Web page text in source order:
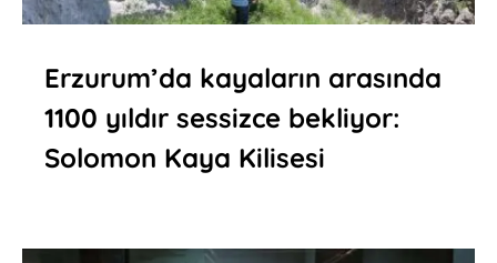
Erzurum’da kayaların arasında
1100 yıldır sessizce bekliyor:
Solomon Kaya Kilisesi